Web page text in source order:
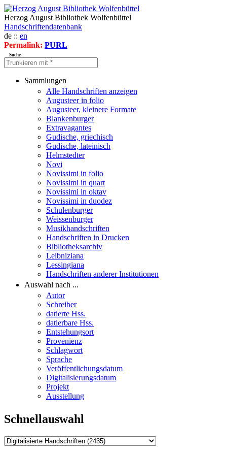
Herzog August Bibliothek Wolfenbüttel
Handschriftendatenbank
de :: en
Permalink: PURL
Suche
Sammlungen
Alle Handschriften anzeigen
Augusteer in folio
Augusteer, kleinere Formate
Blankenburger
Extravagantes
Gudische, griechisch
Gudische, lateinisch
Helmstedter
Novi
Novissimi in folio
Novissimi in quart
Novissimi in oktav
Novissimi in duodez
Schulenburger
Weissenburger
Musikhandschriften
Handschriften in Drucken
Bibliotheksarchiv
Leibniziana
Lessingiana
Handschriften anderer Institutionen
Auswahl nach ...
Autor
Schreiber
datierte Hss.
datierbare Hss.
Entstehungsort
Provenienz
Schlagwort
Sprache
Veröffentlichungsdatum
Digitalisierungsdatum
Projekt
Ausstellung
Schnellauswahl